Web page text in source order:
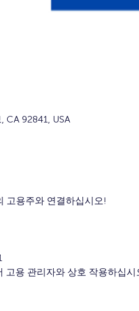
CA 92841, USA
고용주와 연결하십시오!
고용 관리자와 상호 작용하십시